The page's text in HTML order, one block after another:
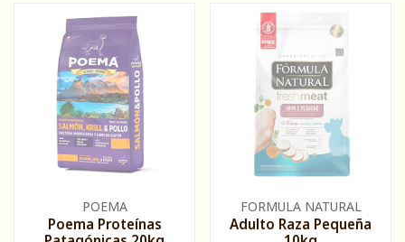
POEMA
Poema Proteínas
FORMULA NATURAL
Adulto Raza Pequeña